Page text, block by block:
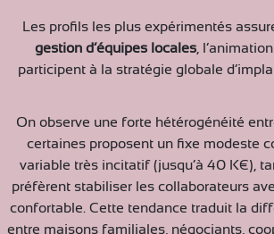
Les profils les plus expérimentés
gestion d’équipes locales,
participent à la stratégie globale
On observe une forte hétérogénéité
certaines proposent un fixe modeste
variable très incitatif (jusqu’à 40 K€),
préfèrent stabiliser les collaborateurs
confortable. Cette tendance traduit la
entre maisons familiales, négociants,